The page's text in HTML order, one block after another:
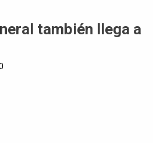
también llega a